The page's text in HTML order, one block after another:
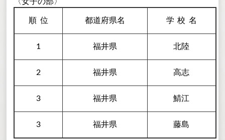
順 位 都道府県名 学校 名
1 福井県 北陸
2 福井県 高志
3 福井県 鯖江
3 福井県 藤島